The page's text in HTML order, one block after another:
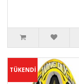
TÜKENDİ